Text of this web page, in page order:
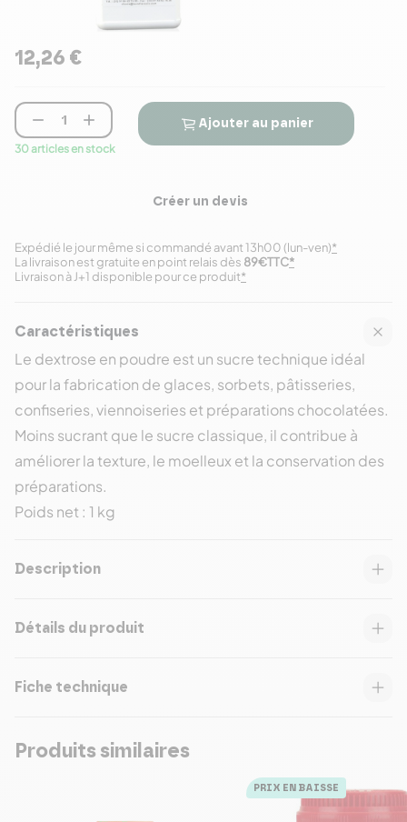
12,26 €
 
30 articles en stock
Ajouter au panier
Créer un devis
Expédié le jour même si commandé avant 13h00 (lun-ven)*
Livraison à J+1 disponible pour ce produit*
La livraison est gratuite en point relais dès 89€TTC*
Caractéristiques
Le dextrose en poudre est un sucre technique idéal
pour la fabrication de glaces, sorbets, pâtisseries,
confiseries, viennoiseries et préparations chocolatées.
Moins sucrant que le sucre classique, il contribue à
améliorer la texture, le moelleux et la conservation des
préparations.
Poids net : 1 kg
Description
Détails du produit
Fiche technique
Produits similaires
PRIX EN BAISSE